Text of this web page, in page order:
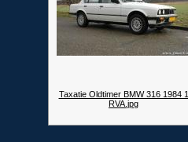
Taxatie Oldtimer BMW 316 1984 1
RVA.jpg